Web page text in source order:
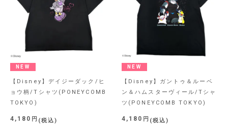
NEW
【Disney】デイジーダック/ヒ
ョウ柄/Tシャツ(PONEYCOMB
TOKYO)
4,180 税込
NEW
【Disney】ガントゥ＆ルーベ
ン＆ハムスターヴィール/Tシャ
ツ(PONEYCOMB TOKYO)
4,180 税込